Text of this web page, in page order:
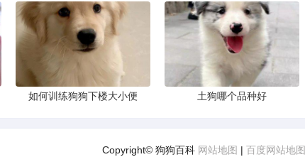
如何训练狗狗下楼大小便 土狗哪个品种好
Copyright© 狗狗百科 网站地图 | 百度网站地图